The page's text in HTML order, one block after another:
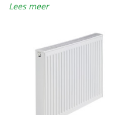
Lees meer